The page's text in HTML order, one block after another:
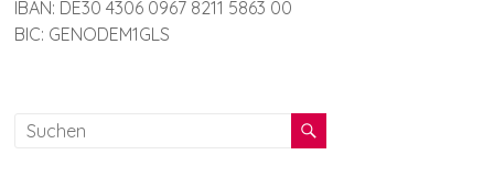
IBAN: DE30 4306 0967 8211 5863 00
BIC: GENODEM1GLS